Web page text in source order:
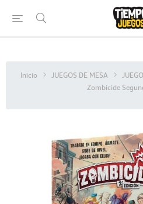
Inicio JUEGOS DE MESA
Zombicide